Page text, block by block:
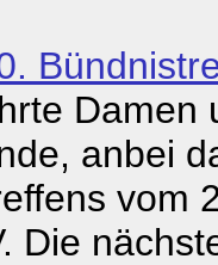
Damen
anbei
vom
Die